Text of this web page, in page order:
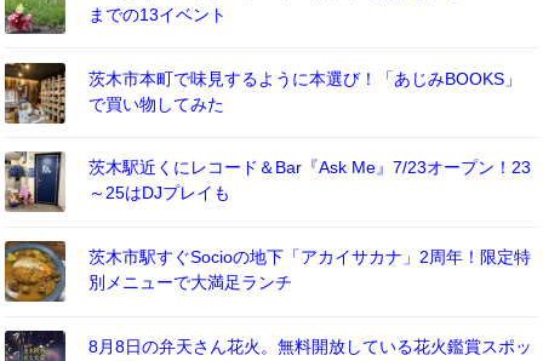
までの13イベント
茨木市本町で味見するように本選び！「あじみBOOKS」
で買い物してみた
茨木駅近くにレコード＆Bar『Ask Me』7/23オープン！23
～25はDJプレイも
茨木市駅すぐSocioの地下「アカイサカナ」2周年！限定特
別メニューで大満足ランチ
8月8日の弁天さん花火。無料開放している花火鑑賞スポッ